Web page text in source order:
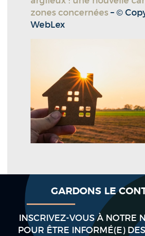
zones concernées – ©
WebLex
GARDONS LE
INSCRIVEZ-VOUS À NOTRE
POUR ÊTRE INFORMÉ(E)